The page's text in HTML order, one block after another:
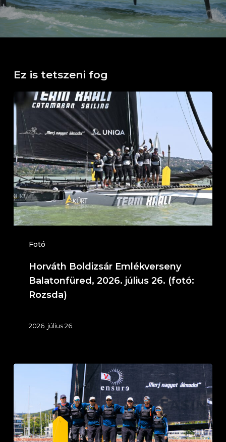
Ez is tetszeni fog
Fotó
Horváth
Boldizsár
Emlékverseny
Balatonfüred,
2026.
július
26.
(fotó:
Rozsda)
Horváth Boldizsár Emlékverseny
Balatonfüred, 2026. július 26. (fotó:
Rozsda)
2026. július 26.
2026.
július
25.